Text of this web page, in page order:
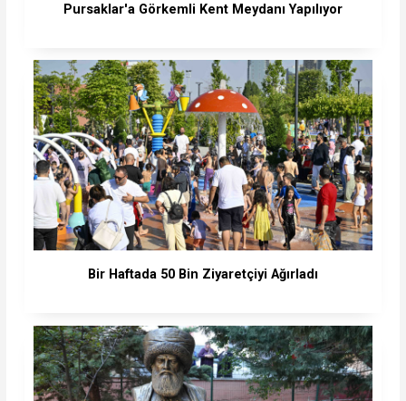
Pursaklar'a Görkemli Kent Meydanı Yapılıyor
Bir Haftada 50 Bin Ziyaretçiyi Ağırladı